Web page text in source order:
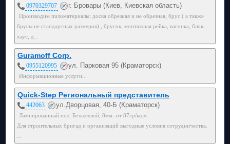
0970329707 г. Бровары (Киев, Киевская область)
Производим пиломатериалы: доска обрезная и не обрезная, брус ( а также
брусы не стандартных размеров) , брусок, монтажная рейка, вагонка, блок-
хаус, д...
Guramoff Corp.
0955120995 ул. Парковая 95 (Краматорск)
Информационные услуги...
Quick-Step Региональный представитель
442063 ул.Дворцовая, 40-Б (Краматорск)
Ламнированный пол. Безклеевой, 8мм.-от 87гр/кв.м.
Для строительных бригад и организаций выгодные условия сотрудничества.